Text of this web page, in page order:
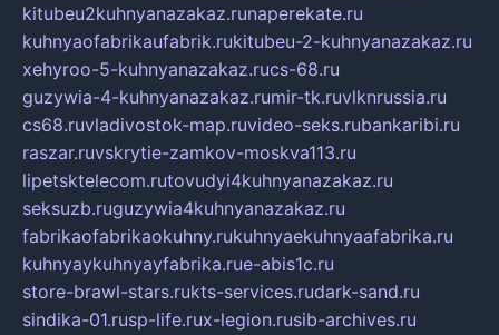
kitubeu2kuhnyanazakaz.runaperekate.ru
kuhnyaofabrikaufabrik.rukitubeu-2-kuhnyanazakaz.ru
xehyroo-5-kuhnyanazakaz.rucs-68.ru
guzywia-4-kuhnyanazakaz.rumir-tk.ruvlknrussia.ru
cs68.ruvladivostok-map.ruvideo-seks.rubankaribi.ru
raszar.ruvskrytie-zamkov-moskva113.ru
lipetsktelecom.rutovudyi4kuhnyanazakaz.ru
seksuzb.ruguzywia4kuhnyanazakaz.ru
fabrikaofabrikaokuhny.rukuhnyaekuhnyaafabrika.ru
kuhnyaykuhnyayfabrika.rue-abis1c.ru
store-brawl-stars.rukts-services.rudark-sand.ru
sindika-01.rusp-life.rux-legion.rusib-archives.ru